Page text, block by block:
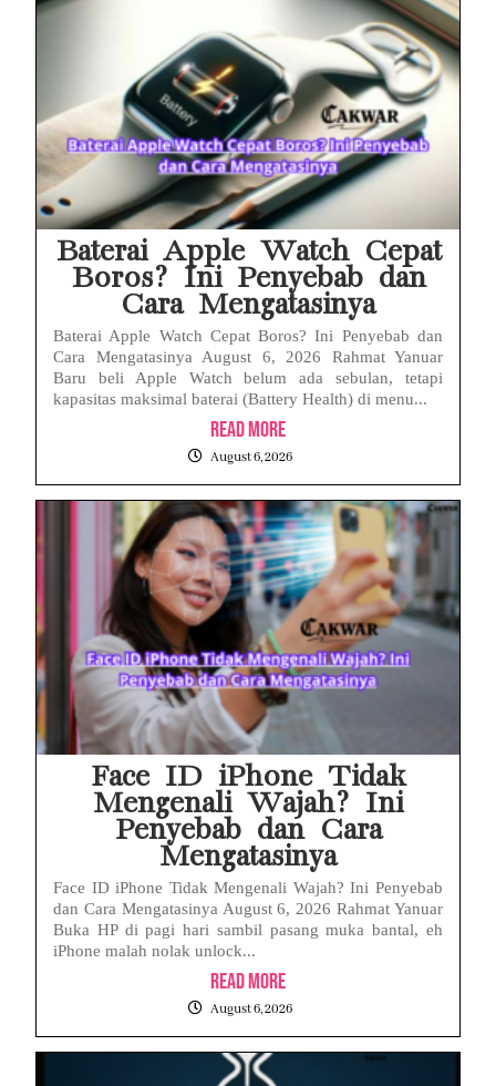
Baterai Apple Watch Cepat
Boros? Ini Penyebab dan
Cara Mengatasinya
Baterai Apple Watch Cepat Boros? Ini Penyebab dan
Cara Mengatasinya August 6, 2026 Rahmat Yanuar
Baru beli Apple Watch belum ada sebulan, tetapi
kapasitas maksimal baterai (Battery Health) di menu...
Read More
August 6, 2026
Face ID iPhone Tidak
Mengenali Wajah? Ini
Penyebab dan Cara
Mengatasinya
Face ID iPhone Tidak Mengenali Wajah? Ini Penyebab
dan Cara Mengatasinya August 6, 2026 Rahmat Yanuar
Buka HP di pagi hari sambil pasang muka bantal, eh
iPhone malah nolak unlock...
Read More
August 6, 2026